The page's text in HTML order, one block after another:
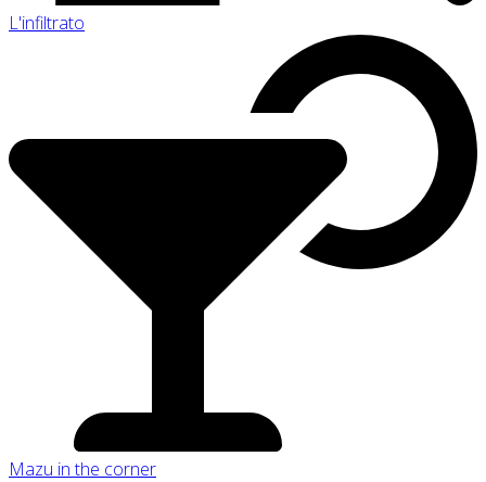
L'infiltrato
Mazu in the corner